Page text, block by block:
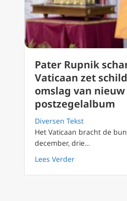
Pater Rupnik
Vaticaan zet
omslag van nieuw
postzegelalbum
Diversen Tekst
Het Vaticaan bracht de
december, drie…
Lees Verderabout Pater